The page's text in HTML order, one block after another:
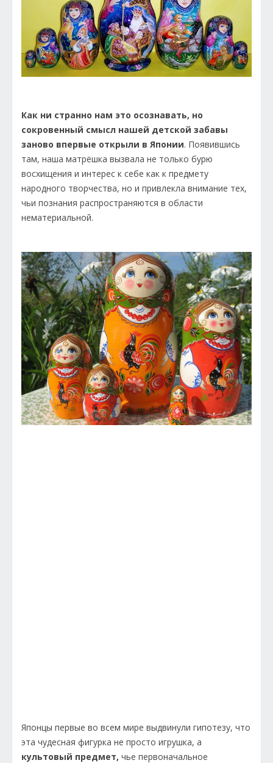
Как ни странно нам это осознавать, но
сокровенный смысл нашей детской забавы
заново впервые открыли в Японии. Появившись
там, наша матрёшка вызвала не только бурю
восхищения и интерес к себе как к предмету
народного творчества, но и привлекла внимание тех,
чьи познания распространяются в области
нематериальной.
Японцы первые во всем мире выдвинули гипотезу, что
эта чудесная фигурка не просто игрушка, а
культовый предмет, чье первоначальное